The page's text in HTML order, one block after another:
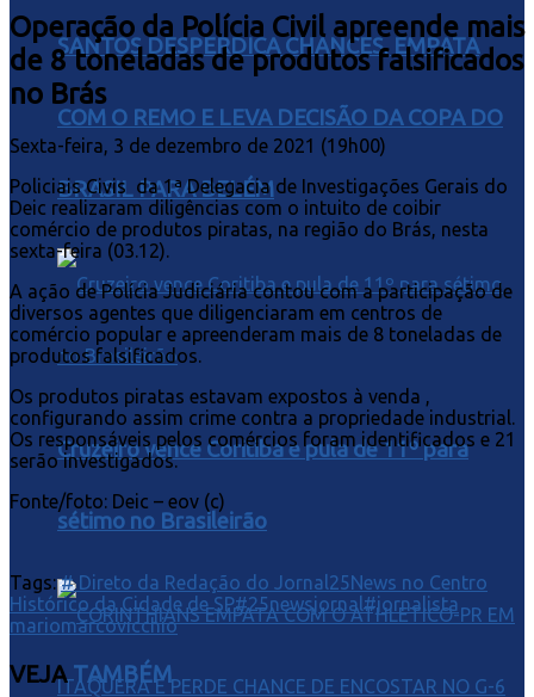
SANTOS DESPERDIÇA CHANCES, EMPATA
COM O REMO E LEVA DECISÃO DA COPA DO
BRASIL PARA BELÉM
Cruzeiro vence Coritiba e pula de 11º para
sétimo no Brasileirão
Operação da Polícia Civil apreende mais
de 8 toneladas de produtos falsificados
no Brás
Sexta-feira, 3 de dezembro de 2021 (19h00)
Policiais Civis da 1ª Delegacia de Investigações Gerais do
Deic realizaram diligências com o intuito de coibir
comércio de produtos piratas, na região do Brás, nesta
sexta-feira (03.12).
A ação de Polícia Judiciária contou com a participação de
diversos agentes que diligenciaram em centros de
comércio popular e apreenderam mais de 8 toneladas de
produtos falsificados.
Os produtos piratas estavam expostos à venda ,
configurando assim crime contra a propriedade industrial.
Os responsáveis pelos comércios foram identificados e 21
serão investigados.
Fonte/foto: Deic – eov (c)
Tags: # Direto da Redação do Jornal25News no Centro
Histórico da Cidade de SP#25newsjornal #jornalista
mariomarcovicchio
VEJATAMBÉM